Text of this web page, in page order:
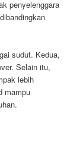
penyelenggara
sudut. Kedua,
Selain itu,
lebih
mampu